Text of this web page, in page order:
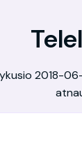
2018-